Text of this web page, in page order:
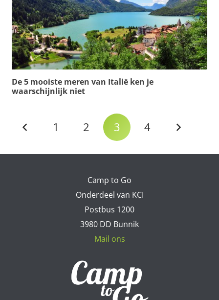
De 5 mooiste meren van Italië ken je
waarschijnlijk niet
1 2 3 4
Camp to Go
Onderdeel van KCI
Postbus 1200
3980 DD Bunnik
Mail ons